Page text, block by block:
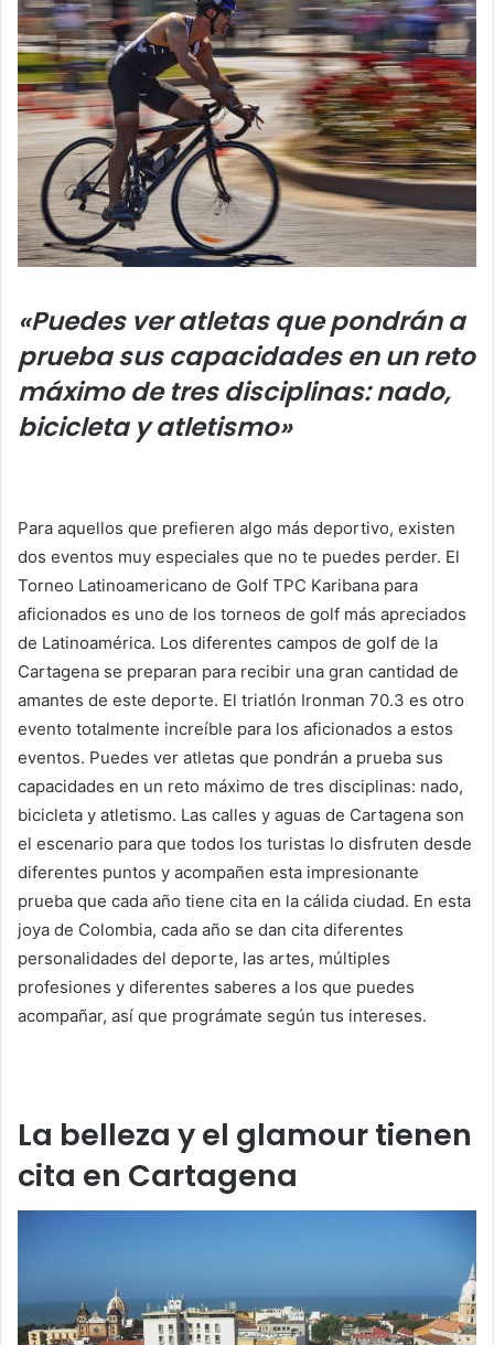
«Puedes ver atletas que pondrán a
prueba sus capacidades en un reto
máximo de tres disciplinas: nado,
bicicleta y atletismo»
Para aquellos que prefieren algo más deportivo, existen
dos eventos muy especiales que no te puedes perder. El
Torneo Latinoamericano de Golf TPC Karibana para
aficionados es uno de los torneos de golf más apreciados
de Latinoamérica. Los diferentes campos de golf de la
Cartagena se preparan para recibir una gran cantidad de
amantes de este deporte. El triatlón Ironman 70.3 es otro
evento totalmente increíble para los aficionados a estos
eventos. Puedes ver atletas que pondrán a prueba sus
capacidades en un reto máximo de tres disciplinas: nado,
bicicleta y atletismo. Las calles y aguas de Cartagena son
el escenario para que todos los turistas lo disfruten desde
diferentes puntos y acompañen esta impresionante
prueba que cada año tiene cita en la cálida ciudad. En esta
joya de Colombia, cada año se dan cita diferentes
personalidades del deporte, las artes, múltiples
profesiones y diferentes saberes a los que puedes
acompañar, así que prográmate según tus intereses.
La belleza y el glamour tienen
cita en Cartagena